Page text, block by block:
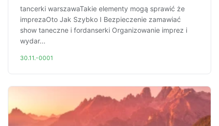
tancerki warszawaTakie elementy mogą sprawić że
imprezaOto Jak Szybko I Bezpieczenie zamawiać
show taneczne i fordanserki Organizowanie imprez i
wydar...
30.11.-0001